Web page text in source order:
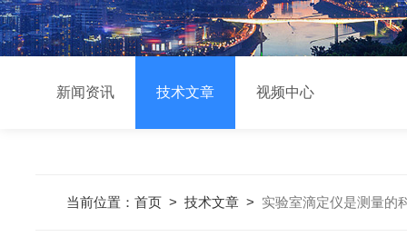
新闻资讯 技术文章 视频中心
当前位置： 首页 > 技术文章 > 实验室滴定仪是测量的